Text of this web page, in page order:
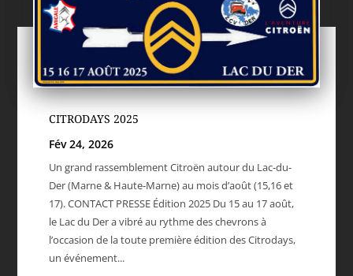
CITRODAYS 2025
Fév 24, 2026
Un grand rassemblement Citroën autour du Lac-du-
Der (Marne & Haute-Marne) au mois d’août (15,16 et
17). CONTACT PRESSE Édition 2025 Du 15 au 17 août,
le Lac du Der a vibré au rythme des chevrons à
l’occasion de la toute première édition des Citrodays,
un événement...